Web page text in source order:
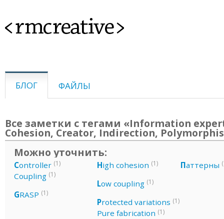
<rmcreative>
БЛОГ ФАЙЛЫ
Все заметки с тегами «Information
Cohesion, Creator, Indirection,
Можно уточнить:
Controller (1)
Coupling (1)
GRASP (1)
High cohesion (1)
Low coupling (1)
Protected variations (1)
Pure fabrication (1)
Паттерны